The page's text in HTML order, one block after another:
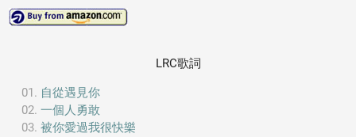
LRC歌詞
自從遇見你
一個人勇敢
被你愛過我很快樂